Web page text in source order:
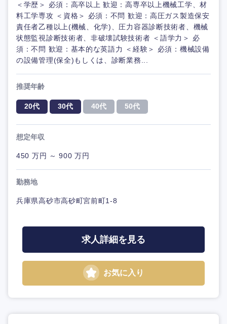
＜学歴＞ 必須：高卒以上 歓迎：高専卒以上機械工学、材
料工学専攻 ＜資格＞ 必須：不問 歓迎：高圧ガス製造保安
責任者乙種以上(機械、化学)、圧力容器診断技術者、機械
状態監視診断技術者、非破壊試験技術者 ＜語学力＞ 必
須：不問 歓迎：基本的な英語力 ＜経験＞ 必須：機械設備
の設備管理(保全)もしくは、診断業務...
推奨年齢
20代 30代 40代 50代
想定年収
450 万円 ～ 900 万円
勤務地
兵庫県高砂市高砂町宮前町1-8
求人詳細を見る
お気に入り